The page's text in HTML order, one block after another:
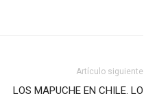
Artículo siguiente
LOS MAPUCHE EN CHILE. LO